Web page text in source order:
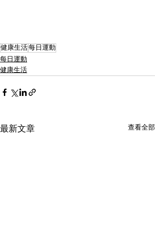
健康生活每日運動
每日運動
健康生活
最新文章 查看全部